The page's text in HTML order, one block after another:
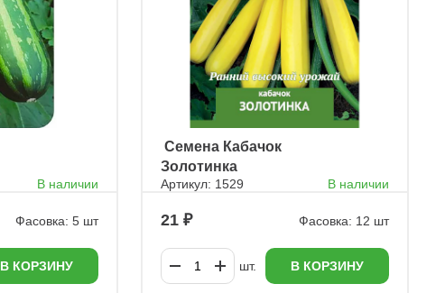
В наличии
Фасовка: 5 шт
В КОРЗИНУ
ㅤ Семена Кабачок
Золотинка
Артикул: 1529 В наличии
21 Фасовка: 12 шт
шт. В КОРЗИНУ